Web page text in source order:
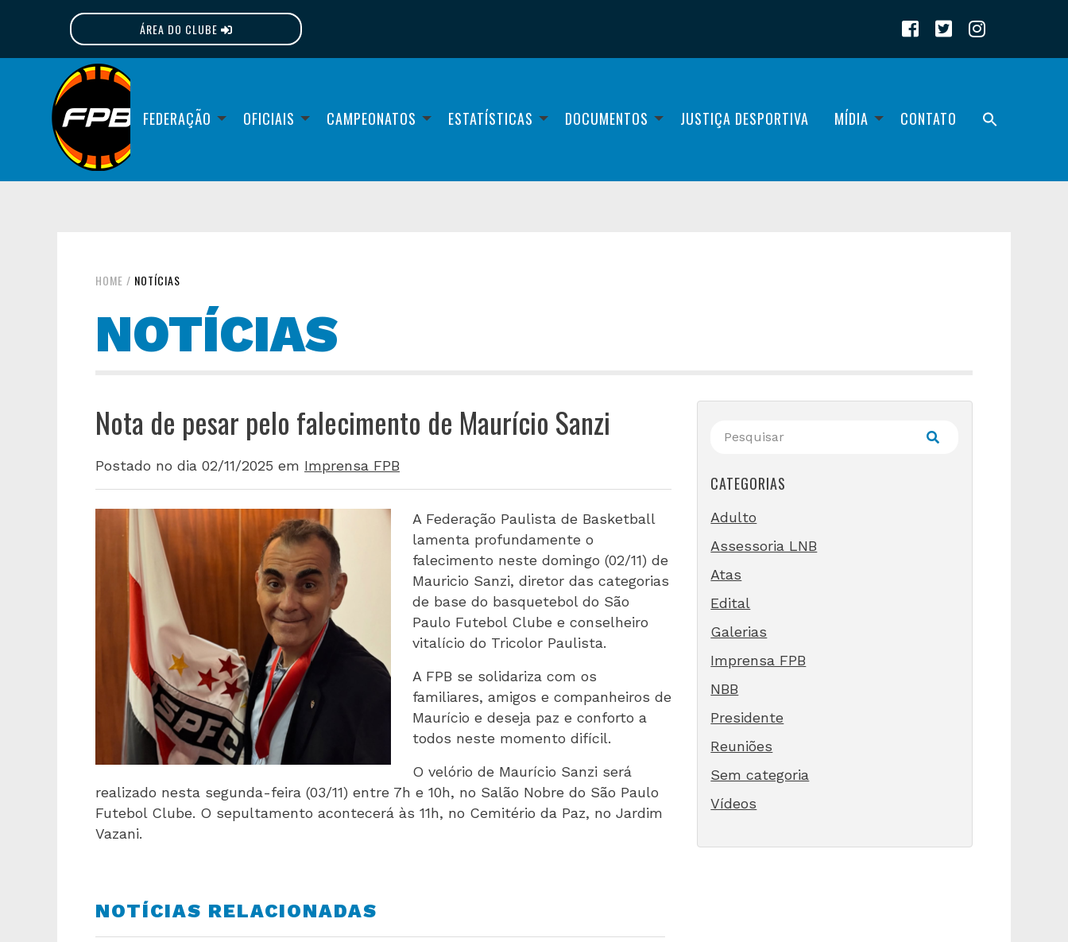
ÁREA DO CLUBE
FEDERAÇÃO OFICIAIS CAMPEONATOS ESTATÍSTICAS DOCUMENTOS JUSTIÇA DESPORTIVA MÍDIA CONTATO
HOME / NOTÍCIAS
NOTÍCIAS
Nota de pesar pelo falecimento de Maurício Sanzi
Postado no dia 02/11/2025 em Imprensa FPB
A Federação Paulista de Basketball
lamenta profundamente o
falecimento neste domingo (02/11) de
Mauricio Sanzi, diretor das categorias
de base do basquetebol do São
Paulo Futebol Clube e conselheiro
vitalício do Tricolor Paulista.
A FPB se solidariza com os
familiares, amigos e companheiros de
Maurício e deseja paz e conforto a
todos neste momento difícil.
O velório de Maurício Sanzi será
realizado nesta segunda-feira (03/11) entre 7h e 10h, no Salão Nobre do São Paulo
Futebol Clube. O sepultamento acontecerá às 11h, no Cemitério da Paz, no Jardim
Vazani.
NOTÍCIAS RELACIONADAS
CATEGORIAS
Adulto
Assessoria LNB
Atas
Edital
Galerias
Imprensa FPB
NBB
Presidente
Reuniões
Sem categoria
Vídeos